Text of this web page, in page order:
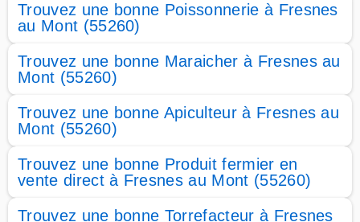
Trouvez une bonne Poissonnerie à Fresnes
au Mont (55260)
Trouvez une bonne Maraicher à Fresnes au
Mont (55260)
Trouvez une bonne Apiculteur à Fresnes au
Mont (55260)
Trouvez une bonne Produit fermier en
vente direct à Fresnes au Mont (55260)
Trouvez une bonne Torrefacteur à Fresnes